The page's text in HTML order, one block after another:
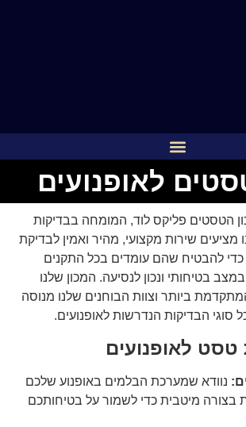
לאופנועים
הטסטים פליקס לוד, המומחה בבדיקות
מציעים שירות מקצועי, מהיר ואמין לבדיקת
כדי להבטיח שהם עומדים בכל התקנים
בטיחותי ונכון לנסיעה. המכון שלנו
ביותר וצוות הבוחנים שלנו מנוסה
סוגי הבדיקות הנדרשות לאופנועים.
טסט לאופנועים
נוודא שמערכת הבלמים באופנוע שלכם
בצורה מיטבית כדי לשמור על בטיחותכם